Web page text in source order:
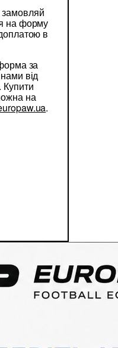
на форму
в
за
від
Купити
на
.